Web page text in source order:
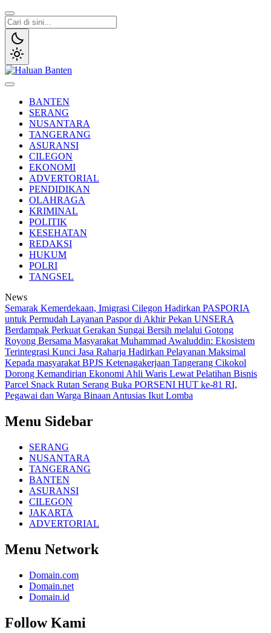
Lewati
ke
konten
BANTEN
SERANG
NUSANTARA
TANGERANG
ASURANSI
CILEGON
EKONOMI
ADVERTORIAL
PENDIDIKAN
OLAHRAGA
KRIMINAL
POLITIK
KESEHATAN
REDAKSI
HUKUM
POLRI
TANGSEL
News
Semarak Kemerdekaan, Imigrasi Cilegon Hadirkan PASPORIA
untuk Permudah Layanan Paspor di Akhir Pekan UNSERA
Berdampak Perkuat Gerakan Sungai Bersih melalui Gotong
Royong Bersama Masyarakat Muhammad Awaluddin: Ekosistem
Terintegrasi Kunci Jasa Raharja Hadirkan Pelayanan Maksimal
Kepada masyarakat BPJS Ketenagakerjaan Tangerang Cikokol
Dorong Kemandirian Ekonomi Ahli Waris Lewat Pelatihan Bisnis
Parcel Snack Rutan Serang Buka PORSENI HUT ke-81 RI,
Pegawai dan Warga Binaan Antusias Ikut Lomba
Menu Sidebar
SERANG
NUSANTARA
TANGERANG
BANTEN
ASURANSI
CILEGON
JAKARTA
ADVERTORIAL
Menu Network
Domain.com
Domain.net
Domain.id
Follow Kami